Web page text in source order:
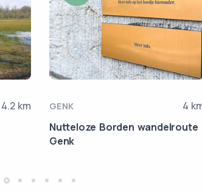
4.2 km
GENK
4
Nutteloze Borden wandelroute
Genk